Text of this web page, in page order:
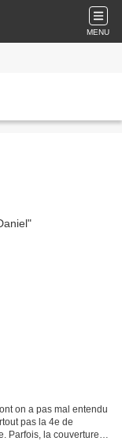
MENU
on a pas mal entendu
pas la 4e de
Parfois, la couverture